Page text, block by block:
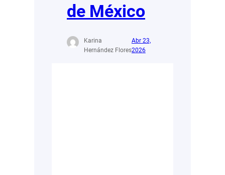
de México
Karina
Hernández Flores
Abr 23,
2026